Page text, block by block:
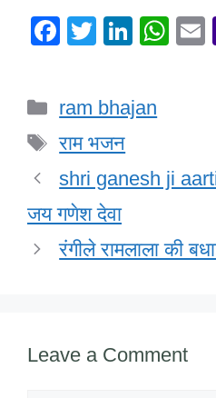
F
e
b
o
o
k
T
er
Li
e
n
W
p
Categories
ram bhajan
Tags
राम भजन
shri ganesh ji
जय गणेश देवा
रंगीले रामलाला की
Leave a Comment